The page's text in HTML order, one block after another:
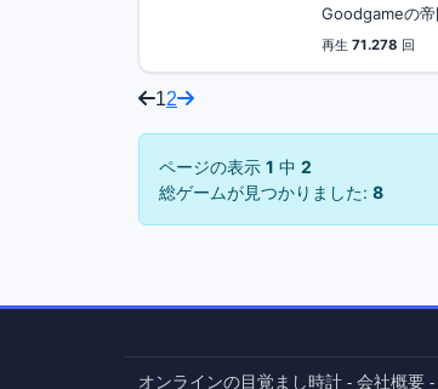
Goodgameの
再生71.278 回
12
ページの表示 1 中 2
総ゲームが見つかりました: 8
オンラインの目覚まし時計 - 会社概要 -